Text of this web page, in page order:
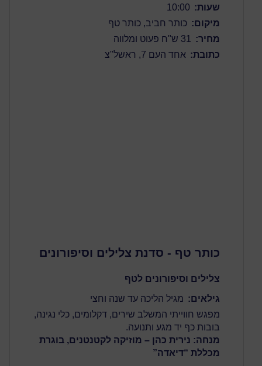
שעות: 10:00
מיקום: כותר חביב, כותר טף
מחיר:
31 ש"ח פעוט ומלווה
כתובת: אחד העם 7, ראשל"צ
כותר טף - סדנת צלילים וסיפורונים
צלילים וסיפורונים לטף
גילאים: מגיל הליכה עד שנה וחצי
מפגש חווייתי המשלב שירים, דקלומים, כלי נגינה,
בובות כף יד מגע ותנועה.
מנחה: נירית כהן – מוזיקה לקטנטנים, בוגרת
מכללת “דיאדה”